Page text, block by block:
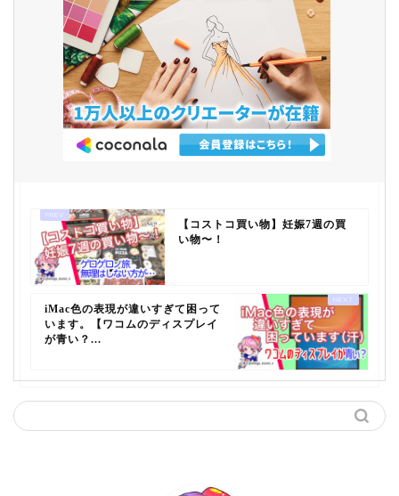
【コストコ買い物】妊娠7週の買
い物〜！
iMac色の表現が違いすぎて困って
います。【ワコムのディスプレイ
が青い？...